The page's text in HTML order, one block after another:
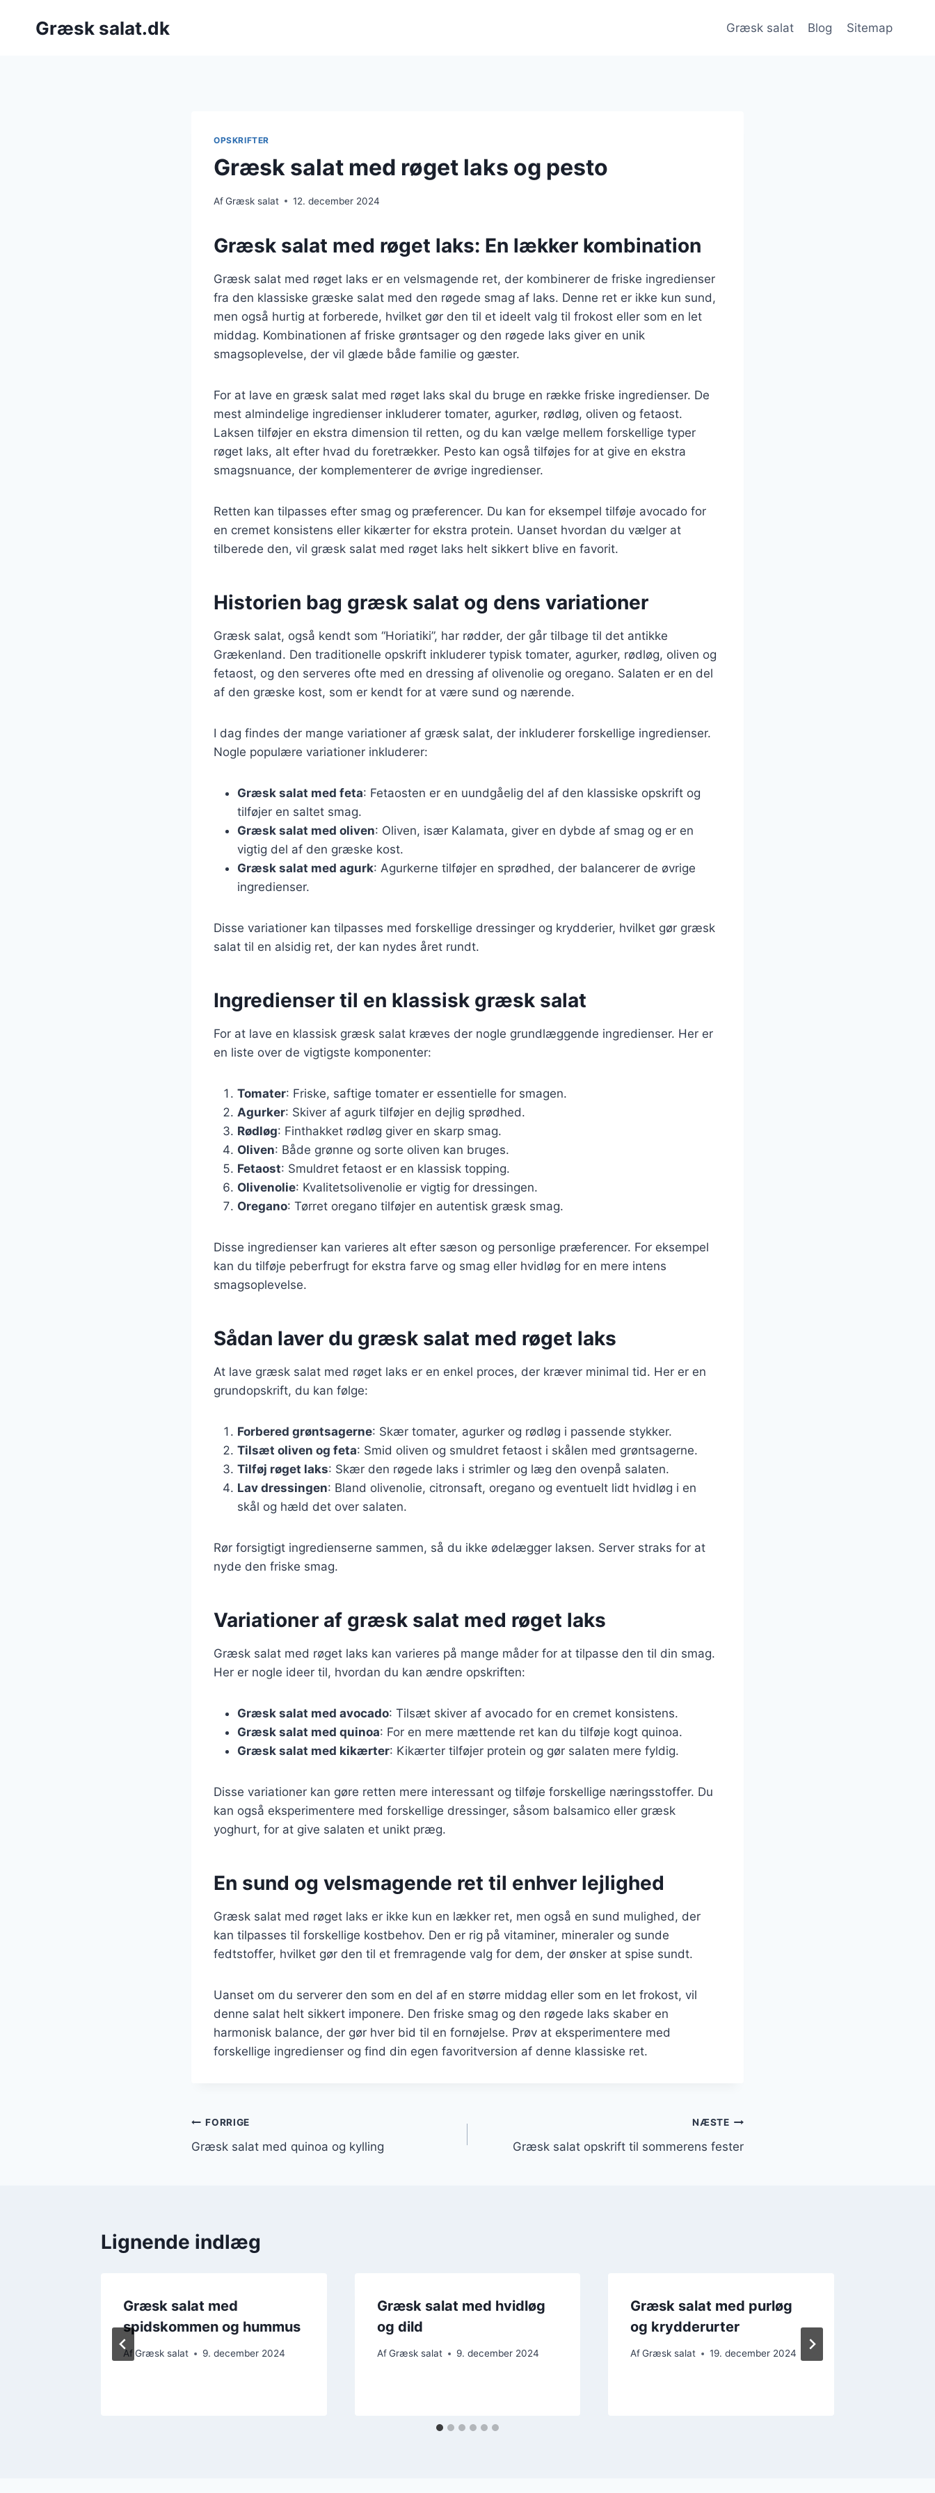
Græsk salat.dk Græsk salat Blog Sitemap
OPSKRIFTER
Græsk salat med røget laks og pesto
AfGræsk salat 12. december 2024
Græsk salat med røget laks: En lækker kombination
Græsk salat med røget laks er en velsmagende ret, der kombinerer de friske ingredienser
fra den klassiske græske salat med den røgede smag af laks. Denne ret er ikke kun sund,
men også hurtig at forberede, hvilket gør den til et ideelt valg til frokost eller som en let
middag. Kombinationen af friske grøntsager og den røgede laks giver en unik
smagsoplevelse, der vil glæde både familie og gæster.
For at lave en græsk salat med røget laks skal du bruge en række friske ingredienser. De
mest almindelige ingredienser inkluderer tomater, agurker, rødløg, oliven og fetaost.
Laksen tilføjer en ekstra dimension til retten, og du kan vælge mellem forskellige typer
røget laks, alt efter hvad du foretrækker. Pesto kan også tilføjes for at give en ekstra
smagsnuance, der komplementerer de øvrige ingredienser.
Retten kan tilpasses efter smag og præferencer. Du kan for eksempel tilføje avocado for
en cremet konsistens eller kikærter for ekstra protein. Uanset hvordan du vælger at
tilberede den, vil græsk salat med røget laks helt sikkert blive en favorit.
Historien bag græsk salat og dens variationer
Græsk salat, også kendt som “Horiatiki”, har rødder, der går tilbage til det antikke
Grækenland. Den traditionelle opskrift inkluderer typisk tomater, agurker, rødløg, oliven og
fetaost, og den serveres ofte med en dressing af olivenolie og oregano. Salaten er en del
af den græske kost, som er kendt for at være sund og nærende.
I dag findes der mange variationer af græsk salat, der inkluderer forskellige ingredienser.
Nogle populære variationer inkluderer:
Græsk salat med feta: Fetaosten er en uundgåelig del af den klassiske opskrift og
tilføjer en saltet smag.
Græsk salat med oliven: Oliven, især Kalamata, giver en dybde af smag og er en
vigtig del af den græske kost.
Græsk salat med agurk: Agurkerne tilføjer en sprødhed, der balancerer de øvrige
ingredienser.
Disse variationer kan tilpasses med forskellige dressinger og krydderier, hvilket gør græsk
salat til en alsidig ret, der kan nydes året rundt.
Ingredienser til en klassisk græsk salat
For at lave en klassisk græsk salat kræves der nogle grundlæggende ingredienser. Her er
en liste over de vigtigste komponenter:
Tomater: Friske, saftige tomater er essentielle for smagen.
Agurker: Skiver af agurk tilføjer en dejlig sprødhed.
Rødløg: Finthakket rødløg giver en skarp smag.
Oliven: Både grønne og sorte oliven kan bruges.
Fetaost: Smuldret fetaost er en klassisk topping.
Olivenolie: Kvalitetsolivenolie er vigtig for dressingen.
Oregano: Tørret oregano tilføjer en autentisk græsk smag.
Disse ingredienser kan varieres alt efter sæson og personlige præferencer. For eksempel
kan du tilføje peberfrugt for ekstra farve og smag eller hvidløg for en mere intens
smagsoplevelse.
Sådan laver du græsk salat med røget laks
At lave græsk salat med røget laks er en enkel proces, der kræver minimal tid. Her er en
grundopskrift, du kan følge:
Forbered grøntsagerne: Skær tomater, agurker og rødløg i passende stykker.
Tilsæt oliven og feta: Smid oliven og smuldret fetaost i skålen med grøntsagerne.
Tilføj røget laks: Skær den røgede laks i strimler og læg den ovenpå salaten.
Lav dressingen: Bland olivenolie, citronsaft, oregano og eventuelt lidt hvidløg i en
skål og hæld det over salaten.
Rør forsigtigt ingredienserne sammen, så du ikke ødelægger laksen. Server straks for at
nyde den friske smag.
Variationer af græsk salat med røget laks
Græsk salat med røget laks kan varieres på mange måder for at tilpasse den til din smag.
Her er nogle ideer til, hvordan du kan ændre opskriften:
Græsk salat med avocado: Tilsæt skiver af avocado for en cremet konsistens.
Græsk salat med quinoa: For en mere mættende ret kan du tilføje kogt quinoa.
Græsk salat med kikærter: Kikærter tilføjer protein og gør salaten mere fyldig.
Disse variationer kan gøre retten mere interessant og tilføje forskellige næringsstoffer. Du
kan også eksperimentere med forskellige dressinger, såsom balsamico eller græsk
yoghurt, for at give salaten et unikt præg.
En sund og velsmagende ret til enhver lejlighed
Græsk salat med røget laks er ikke kun en lækker ret, men også en sund mulighed, der
kan tilpasses til forskellige kostbehov. Den er rig på vitaminer, mineraler og sunde
fedtstoffer, hvilket gør den til et fremragende valg for dem, der ønsker at spise sundt.
Uanset om du serverer den som en del af en større middag eller som en let frokost, vil
denne salat helt sikkert imponere. Den friske smag og den røgede laks skaber en
harmonisk balance, der gør hver bid til en fornøjelse. Prøv at eksperimentere med
forskellige ingredienser og find din egen favoritversion af denne klassiske ret.
Indlægsnavigation
FORRIGE
Græsk salat med quinoa og kylling
NÆSTE
Græsk salat opskrift til sommerens fester
Lignende indlæg
Græsk salat med
spidskommen og hummus
AfGræsk salat 9. december 2024
Græsk salat med hvidløg
og dild
Af Græsk salat 9. december 2024
Græsk salat med purløg
og krydderurter
Af Græsk salat 19. december 2024